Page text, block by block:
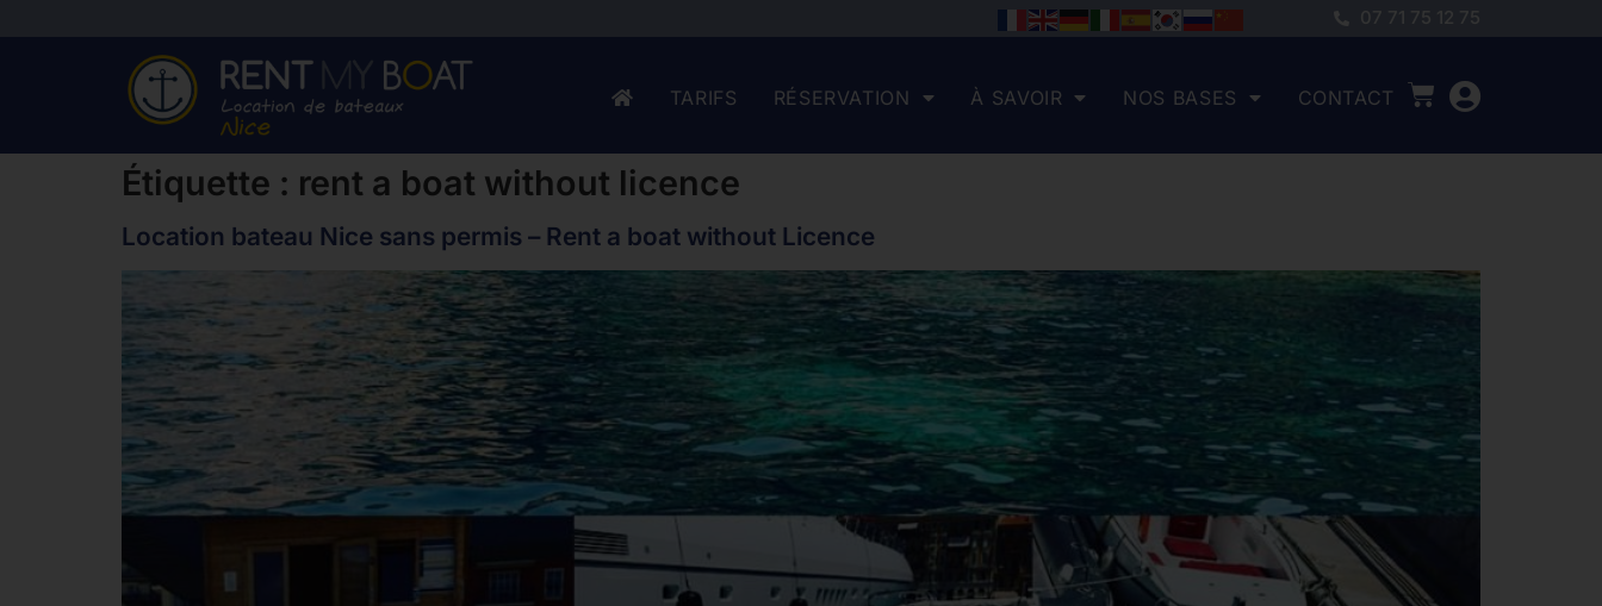
07 71 75 12 75
TARIFS RÉSERVATION À SAVOIR NOS BASES CONTACT
Étiquette : rent a boat without licence
Location bateau Nice sans permis – Rent a boat without Licence